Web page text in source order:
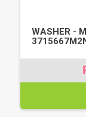
WASHER -